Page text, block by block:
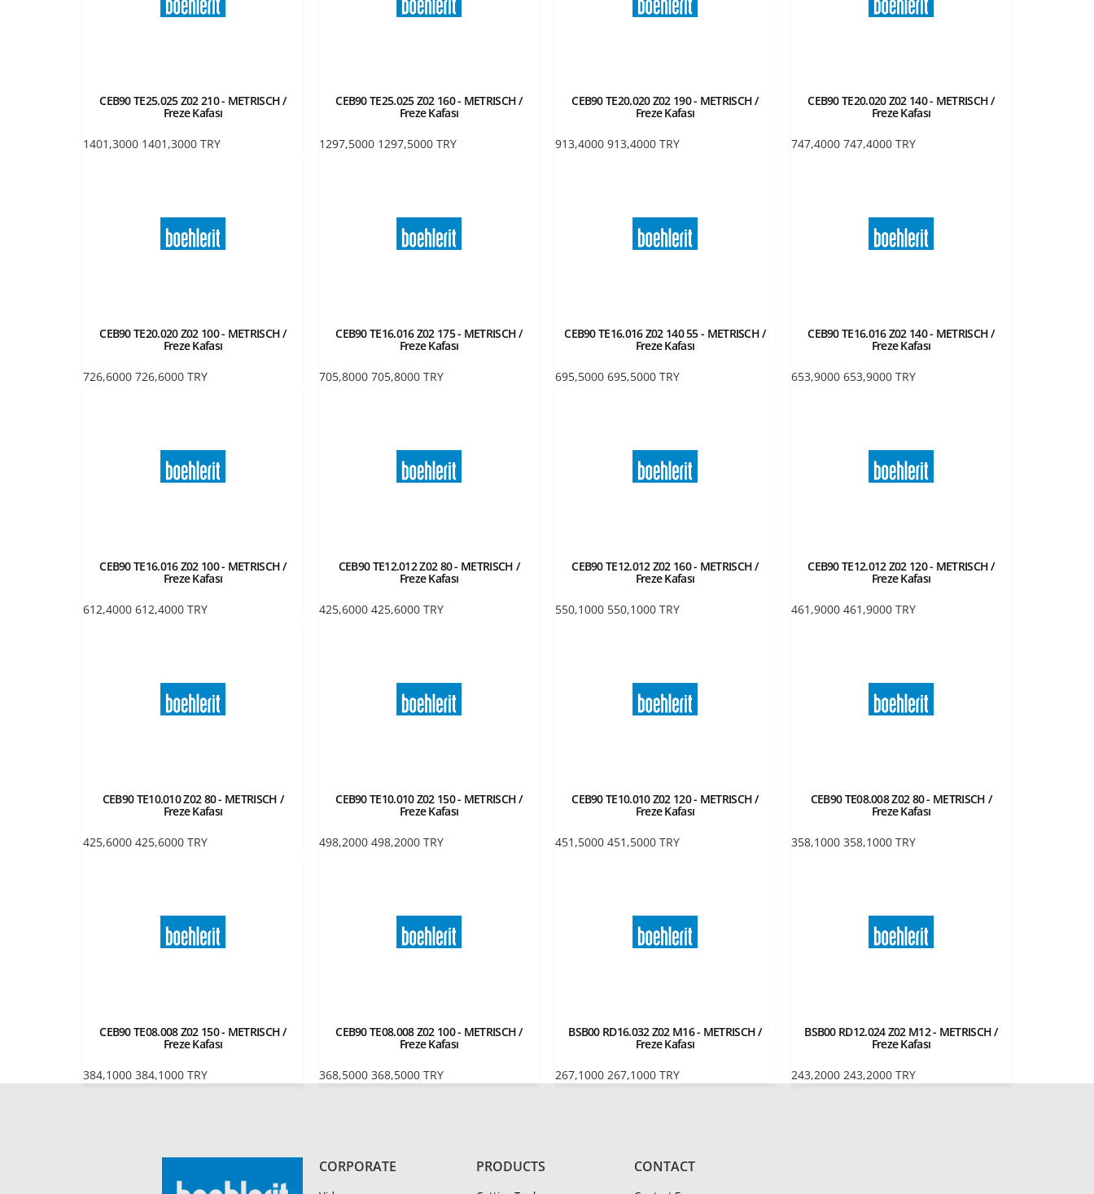
CEB90 TE25.025 Z02 210 - METRISCH /
Freze Kafası
1401,3000 1401,3000 TRY
CEB90 TE25.025 Z02 160 - METRISCH /
Freze Kafası
1297,5000 1297,5000 TRY
CEB90 TE20.020 Z02 190 - METRISCH /
Freze Kafası
913,4000 913,4000 TRY
CEB90 TE20.020 Z02 140 - METRISCH /
Freze Kafası
747,4000 747,4000 TRY
CEB90 TE20.020 Z02 100 - METRISCH /
Freze Kafası
726,6000 726,6000 TRY
CEB90 TE16.016 Z02 175 - METRISCH /
Freze Kafası
705,8000 705,8000 TRY
CEB90 TE16.016 Z02 140 55 - METRISCH /
Freze Kafası
695,5000 695,5000 TRY
CEB90 TE16.016 Z02 140 - METRISCH /
Freze Kafası
653,9000 653,9000 TRY
CEB90 TE16.016 Z02 100 - METRISCH /
Freze Kafası
612,4000 612,4000 TRY
CEB90 TE12.012 Z02 80 - METRISCH /
Freze Kafası
425,6000 425,6000 TRY
CEB90 TE12.012 Z02 160 - METRISCH /
Freze Kafası
550,1000 550,1000 TRY
CEB90 TE12.012 Z02 120 - METRISCH /
Freze Kafası
461,9000 461,9000 TRY
CEB90 TE10.010 Z02 80 - METRISCH /
Freze Kafası
425,6000 425,6000 TRY
CEB90 TE10.010 Z02 150 - METRISCH /
Freze Kafası
498,2000 498,2000 TRY
CEB90 TE10.010 Z02 120 - METRISCH /
Freze Kafası
451,5000 451,5000 TRY
CEB90 TE08.008 Z02 80 - METRISCH /
Freze Kafası
358,1000 358,1000 TRY
CEB90 TE08.008 Z02 150 - METRISCH /
Freze Kafası
384,1000 384,1000 TRY
CEB90 TE08.008 Z02 100 - METRISCH /
Freze Kafası
368,5000 368,5000 TRY
BSB00 RD16.032 Z02 M16 - METRISCH /
Freze Kafası
267,1000 267,1000 TRY
BSB00 RD12.024 Z02 M12 - METRISCH /
Freze Kafası
243,2000 243,2000 TRY
CORPORATE PRODUCTS CONTACT